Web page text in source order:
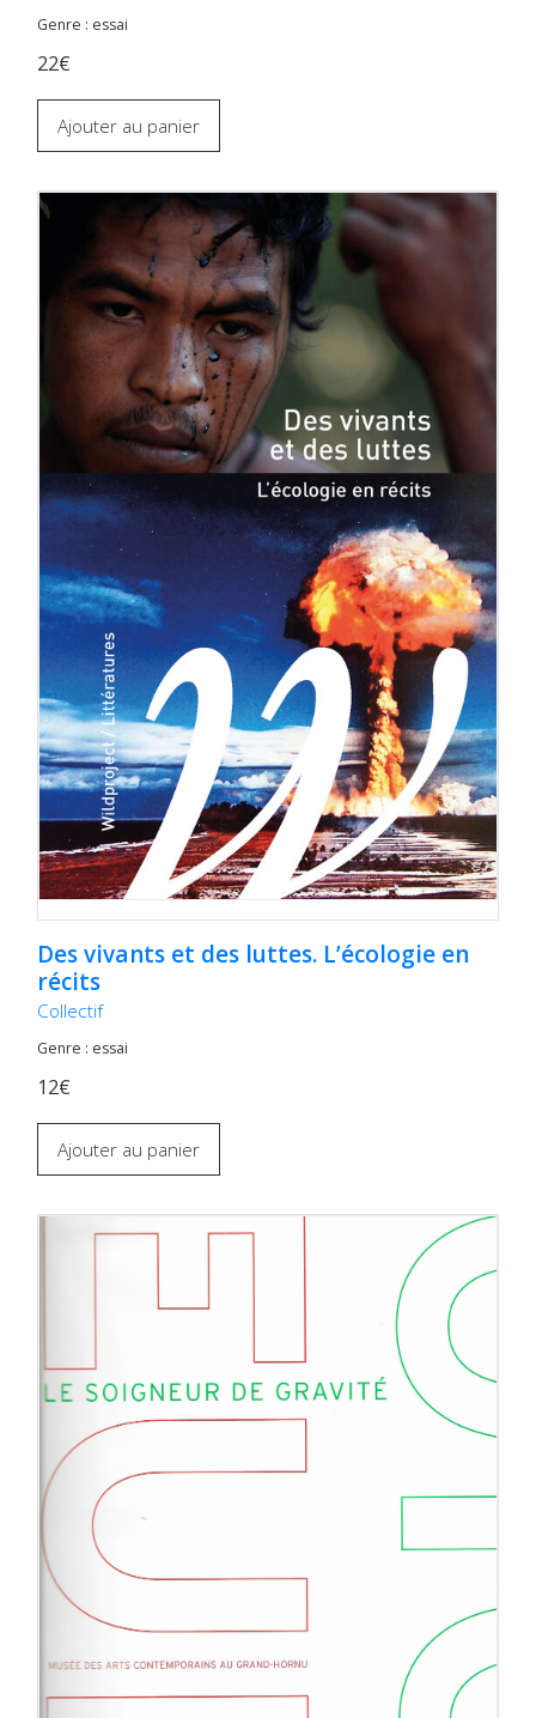
Genre : essai
22€
Ajouter au panier
Des vivants et des luttes. L’écologie en
récits
Collectif
Genre : essai
12€
Ajouter au panier